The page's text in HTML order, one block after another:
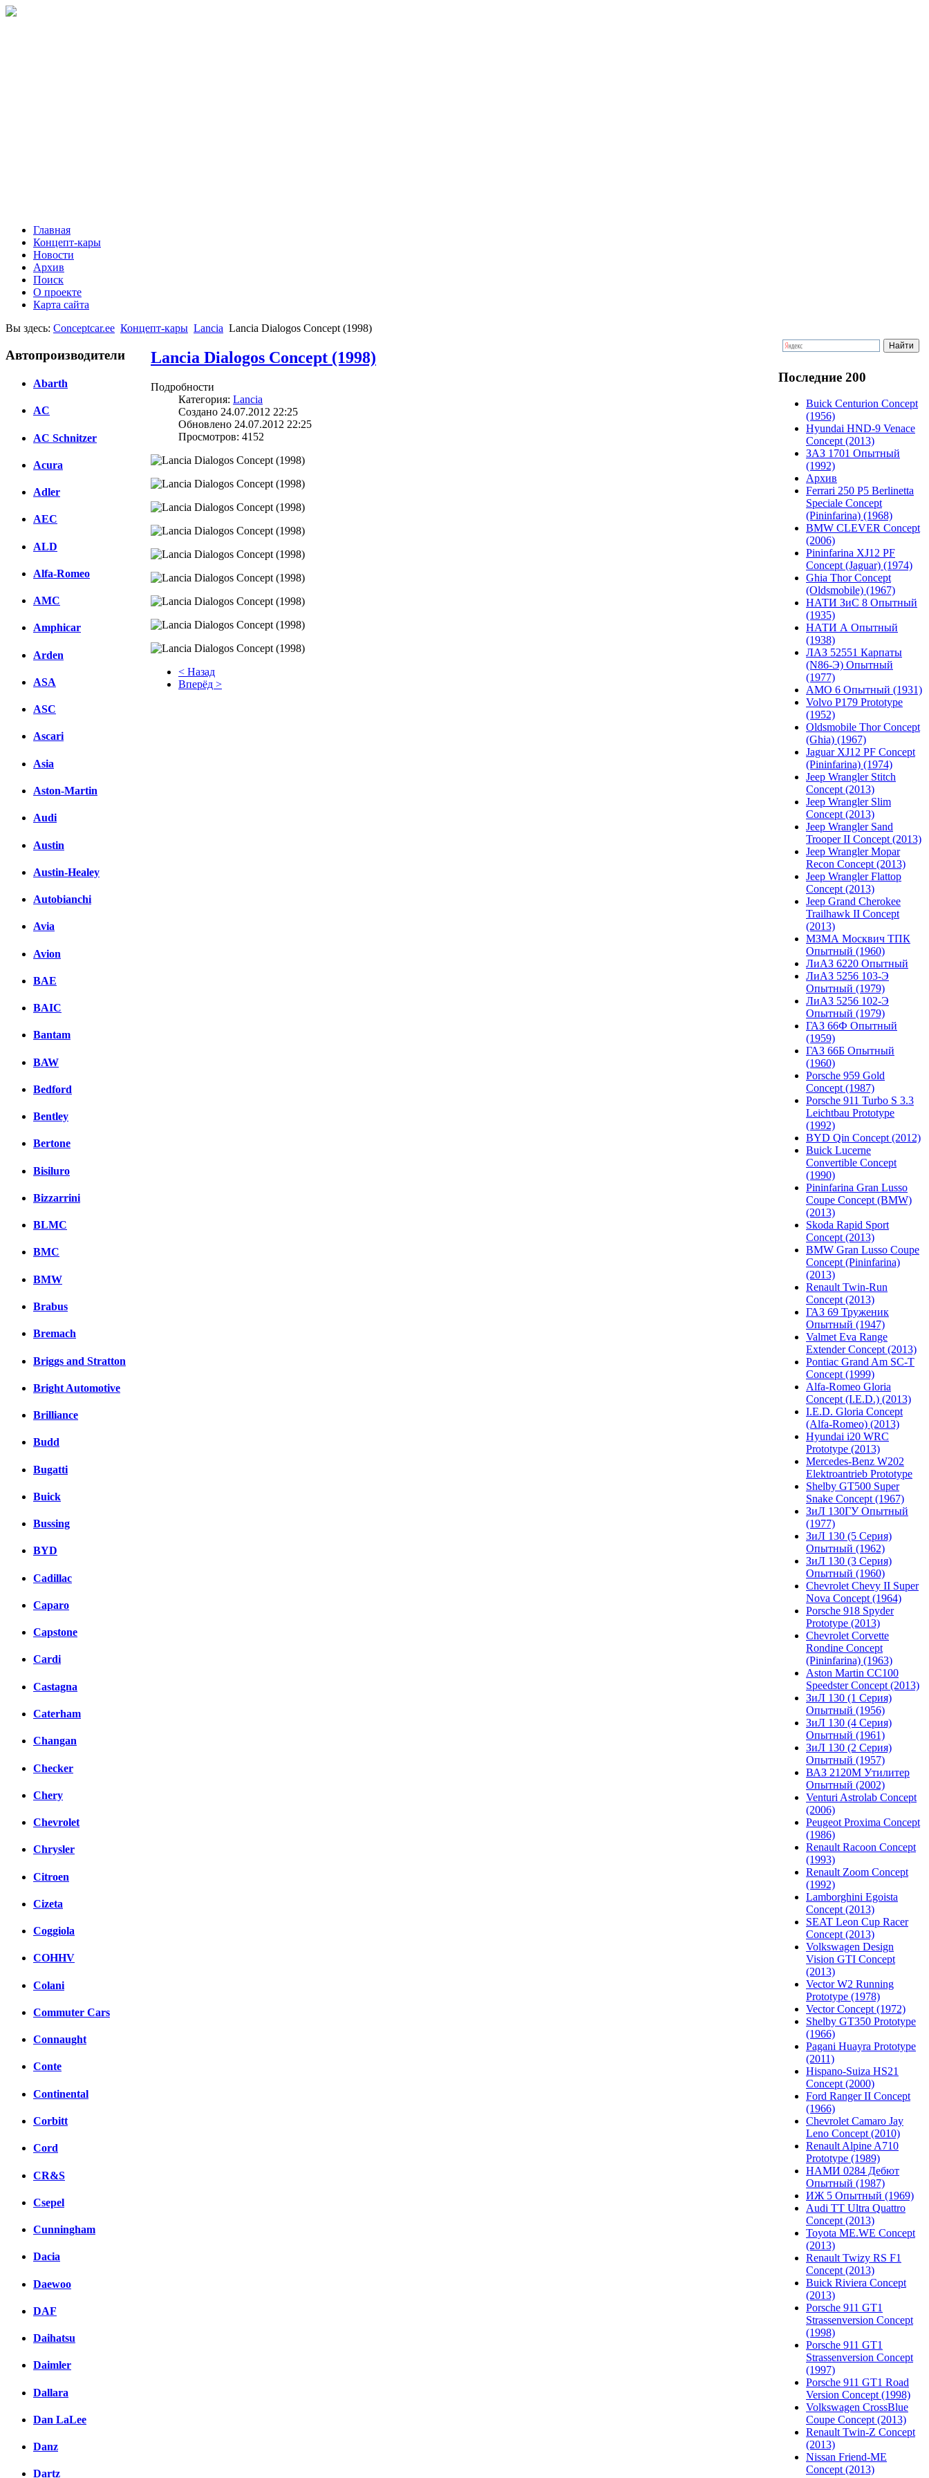
Главная
Концепт-кары
Новости
Архив
Поиск
О проекте
Карта сайта
Вы здесь: Conceptcar.ee Концепт-кары Lancia Lancia Dialogos Concept (1998)
Автопроизводители
Abarth
AC
AC Schnitzer
Acura
Adler
AEC
ALD
Alfa-Romeo
AMC
Amphicar
Arden
ASA
ASC
Ascari
Asia
Aston-Martin
Audi
Austin
Austin-Healey
Autobianchi
Avia
Avion
BAE
BAIC
Bantam
BAW
Bedford
Bentley
Bertone
Bisiluro
Bizzarrini
BLMC
BMC
BMW
Brabus
Bremach
Briggs and Stratton
Bright Automotive
Brilliance
Budd
Bugatti
Buick
Bussing
BYD
Cadillac
Caparo
Capstone
Cardi
Castagna
Caterham
Changan
Checker
Chery
Chevrolet
Chrysler
Citroen
Cizeta
Coggiola
COHHV
Colani
Commuter Cars
Connaught
Conte
Continental
Corbitt
Cord
CR&S
Csepel
Cunningham
Dacia
Daewoo
DAF
Daihatsu
Daimler
Dallara
Dan LaLee
Danz
Dartz
Lancia Dialogos Concept (1998)
Подробности
Категория: Lancia
Создано 24.07.2012 22:25
Обновлено 24.07.2012 22:25
Просмотров: 4152
< Назад
Вперёд >
Последние 200
Buick Centurion Concept
(1956)
Hyundai HND-9 Venace
Concept (2013)
ЗАЗ 1701 Опытный
(1992)
Архив
Ferrari 250 P5 Berlinetta
Speciale Concept
(Pininfarina) (1968)
BMW CLEVER Concept
(2006)
Pininfarina XJ12 PF
Concept (Jaguar) (1974)
Ghia Thor Concept
(Oldsmobile) (1967)
НАТИ ЗиС 8 Опытный
(1935)
НАТИ А Опытный
(1938)
ЛАЗ 52551 Карпаты
(N86-Э) Опытный
(1977)
АМО 6 Опытный (1931)
Volvo P179 Prototype
(1952)
Oldsmobile Thor Concept
(Ghia) (1967)
Jaguar XJ12 PF Concept
(Pininfarina) (1974)
Jeep Wrangler Stitch
Concept (2013)
Jeep Wrangler Slim
Concept (2013)
Jeep Wrangler Sand
Trooper II Concept (2013)
Jeep Wrangler Mopar
Recon Concept (2013)
Jeep Wrangler Flattop
Concept (2013)
Jeep Grand Cherokee
Trailhawk II Concept
(2013)
МЗМА Москвич ТПК
Опытный (1960)
ЛиАЗ 6220 Опытный
ЛиАЗ 5256 103-Э
Опытный (1979)
ЛиАЗ 5256 102-Э
Опытный (1979)
ГАЗ 66Ф Опытный
(1959)
ГАЗ 66Б Опытный
(1960)
Porsche 959 Gold
Concept (1987)
Porsche 911 Turbo S 3.3
Leichtbau Prototype
(1992)
BYD Qin Concept (2012)
Buick Lucerne
Convertible Concept
(1990)
Pininfarina Gran Lusso
Coupe Concept (BMW)
(2013)
Skoda Rapid Sport
Concept (2013)
BMW Gran Lusso Coupe
Concept (Pininfarina)
(2013)
Renault Twin-Run
Concept (2013)
ГАЗ 69 Труженик
Опытный (1947)
Valmet Eva Range
Extender Concept (2013)
Pontiac Grand Am SC-T
Concept (1999)
Alfa-Romeo Gloria
Concept (I.E.D.) (2013)
I.E.D. Gloria Concept
(Alfa-Romeo) (2013)
Hyundai i20 WRC
Prototype (2013)
Mercedes-Benz W202
Elektroantrieb Prototype
Shelby GT500 Super
Snake Concept (1967)
ЗиЛ 130ГУ Опытный
(1977)
ЗиЛ 130 (5 Серия)
Опытный (1962)
ЗиЛ 130 (3 Серия)
Опытный (1960)
Chevrolet Chevy II Super
Nova Concept (1964)
Porsche 918 Spyder
Prototype (2013)
Chevrolet Corvette
Rondine Concept
(Pininfarina) (1963)
Aston Martin CC100
Speedster Concept (2013)
ЗиЛ 130 (1 Серия)
Опытный (1956)
ЗиЛ 130 (4 Серия)
Опытный (1961)
ЗиЛ 130 (2 Серия)
Опытный (1957)
ВАЗ 2120М Утилитер
Опытный (2002)
Venturi Astrolab Concept
(2006)
Peugeot Proxima Concept
(1986)
Renault Racoon Concept
(1993)
Renault Zoom Concept
(1992)
Lamborghini Egoista
Concept (2013)
SEAT Leon Cup Racer
Concept (2013)
Volkswagen Design
Vision GTI Concept
(2013)
Vector W2 Running
Prototype (1978)
Vector Concept (1972)
Shelby GT350 Prototype
(1966)
Pagani Huayra Prototype
(2011)
Hispano-Suiza HS21
Concept (2000)
Ford Ranger II Concept
(1966)
Chevrolet Camaro Jay
Leno Concept (2010)
Renault Alpine A710
Prototype (1989)
НАМИ 0284 Дебют
Опытный (1987)
ИЖ 5 Опытный (1969)
Audi TT Ultra Quattro
Concept (2013)
Toyota ME.WE Concept
(2013)
Renault Twizy RS F1
Concept (2013)
Buick Riviera Concept
(2013)
Porsche 911 GT1
Strassenversion Concept
(1998)
Porsche 911 GT1
Strassenversion Concept
(1997)
Porsche 911 GT1 Road
Version Concept (1998)
Volkswagen CrossBlue
Coupe Concept (2013)
Renault Twin-Z Concept
(2013)
Nissan Friend-ME
Concept (2013)